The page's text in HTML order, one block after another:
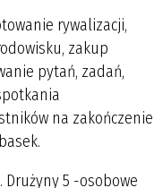
rywalizacji,
zakup
pytań, zadań,
na zakończenie
Drużyny 5 -osobowe